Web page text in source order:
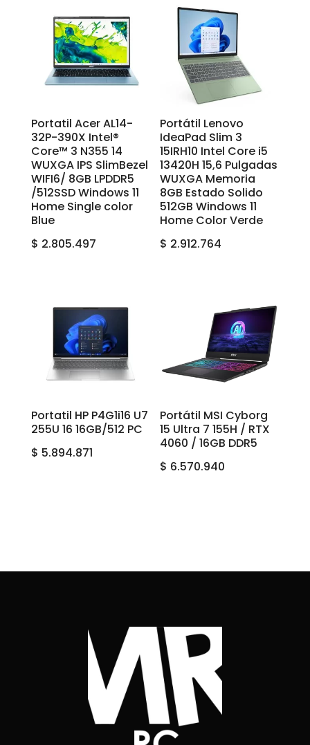
Portatil Acer AL14-
32P-390X Intel®
Core™ 3 N355 14
WUXGA IPS SlimBezel
WIFI6/ 8GB LPDDR5
/512SSD Windows 11
Home Single color
Blue
$ 2.805.497
Portátil Lenovo
IdeaPad Slim 3
15IRH10 Intel Core i5
13420H 15,6 Pulgadas
WUXGA Memoria
8GB Estado Solido
512GB Windows 11
Home Color Verde
$ 2.912.764
Portatil HP P4G1i16 U7
255U 16 16GB/512 PC
$ 5.894.871
Portátil MSI Cyborg
15 Ultra 7 155H / RTX
4060 / 16GB DDR5
$ 6.570.940